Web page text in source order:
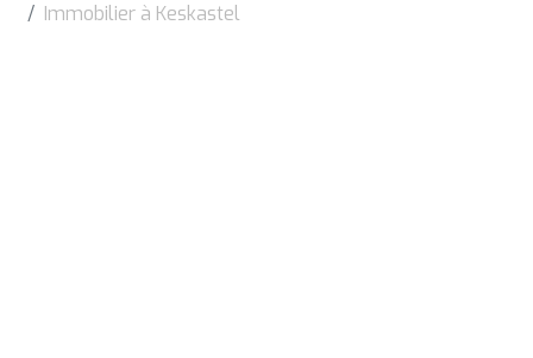
Immobilier à Keskastel